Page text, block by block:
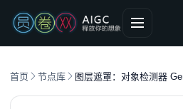
首页 节点库 图层遮罩：对象检测器